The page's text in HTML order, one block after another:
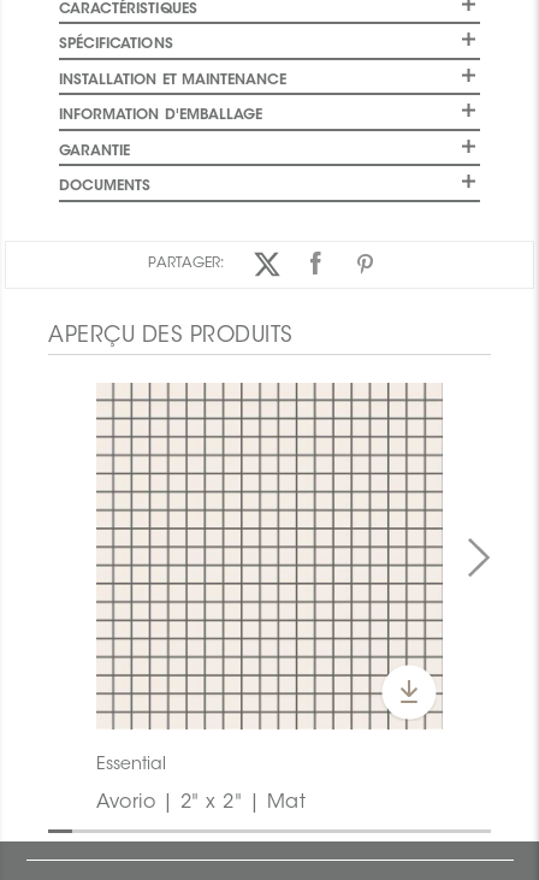
CARACTÉRISTIQUES
SPÉCIFICATIONS
INSTALLATION ET MAINTENANCE
INFORMATION D'EMBALLAGE
GARANTIE
DOCUMENTS
PARTAGER:
APERÇU DES PRODUITS
Essential
Avorio | 2" x 2" | Mat